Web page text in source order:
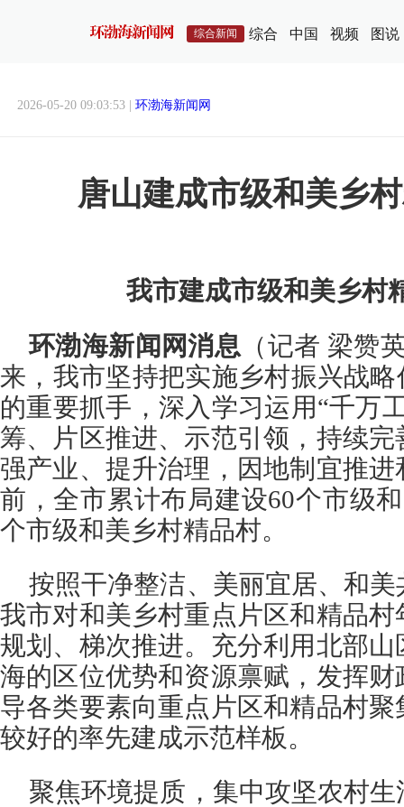
综合新闻 综合 中国 视频 图说
2026-05-20 09:03:53 | 环渤海新闻网
唐山建成市级和美乡
我市建成市级和美乡村
环渤海新闻网消息 （记者 梁赞
来，我市坚持把实施乡村振兴战
的重要抓手，深入学习运用“千万
筹、片区推进、示范引领，持续
强产业、提升治理，因地制宜推
前，全市累计布局建设60个市级
个市级和美乡村精品村。
按照干净整洁、美丽宜居、和
我市对和美乡村重点片区和精品
规划、梯次推进。充分利用北部
海的区位优势和资源禀赋，发挥
导各类要素向重点片区和精品村
较好的率先建成示范样板。
聚焦环境提质，集中攻坚农村